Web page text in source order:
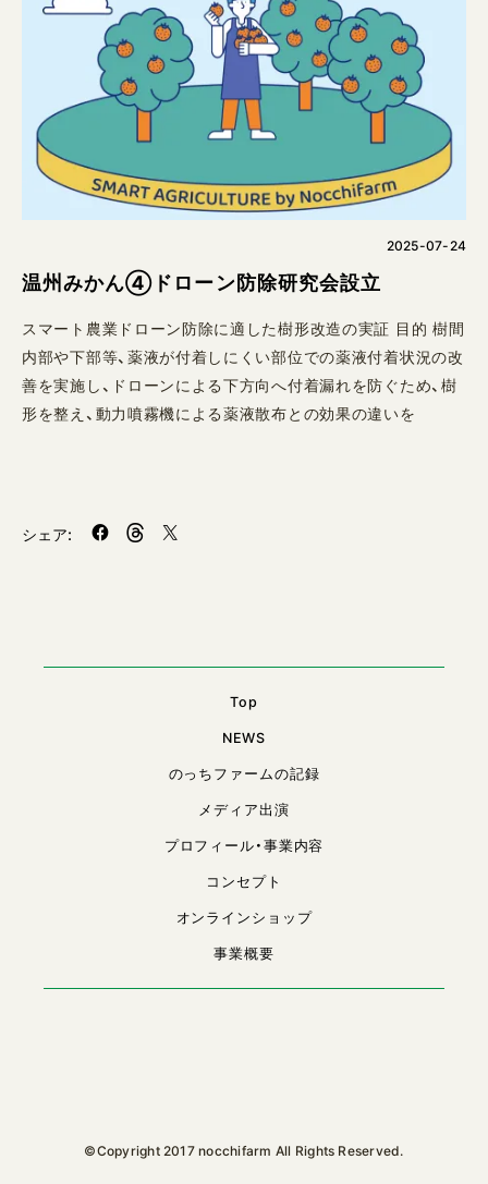
2025-07-24
温州みかん④ドローン防除研究会設立
スマート農業ドローン防除に適した樹形改造の実証 目的 樹間
内部や下部等、薬液が付着しにくい部位での薬液付着状況の改
善を実施し、ドローンによる下方向へ付着漏れを防ぐため、樹
形を整え、動力噴霧機による薬液散布との効果の違いを
シェア:
Top
NEWS
のっちファームの記録
メディア出演
プロフィール・事業内容
コンセプト
オンラインショップ
事業概要
©Copyright 2017 nocchifarm All Rights Reserved.